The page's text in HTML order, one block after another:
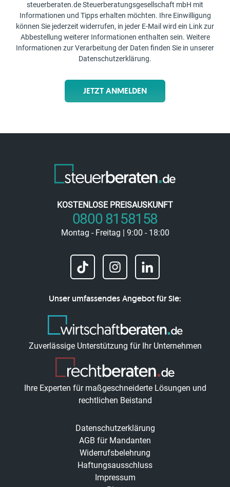
steuerberaten.de Steuerberatungsgesellschaft mbH mit
Informationen und Tipps erhalten möchten. Ihre Einwilligung
können Sie jederzeit widerrufen, in jeder E-Mail wird ein Link zur
Abbestellung weiterer Informationen enthalten sein. Weitere
Informationen zur Verarbeitung der Daten finden Sie in unserer
Datenschutzerklärung.
JETZT ANMELDEN
KOSTENLOSE PREISAUSKUNFT
0800 8158158
Montag - Freitag | 9:00 - 18:00
Unser umfassendes Angebot für Sie:
Zuverlässige Unterstützung für Ihr Unternehmen
Ihre Experten für maßgeschneiderte Lösungen und
rechtlichen Beistand
Datenschutzerklärung
AGB für Mandanten
Widerrufsbelehrung
Haftungsausschluss
Impressum